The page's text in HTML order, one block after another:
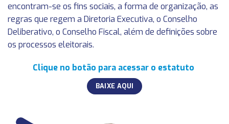
encontram-se os fins sociais, a forma de organização, as
regras que regem a Diretoria Executiva, o Conselho
Deliberativo, o Conselho Fiscal, além de definições sobre
os processos eleitorais.
Clique no botão para acessar o estatuto
BAIXE AQUI